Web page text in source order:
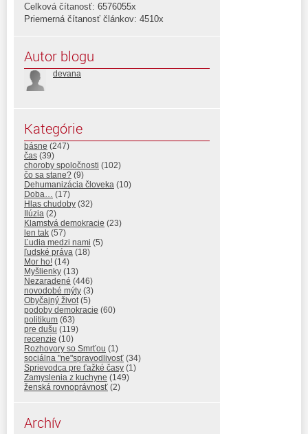
Celková čítanosť: 6576055x
Priemerná čítanosť článkov: 4510x
Autor blogu
devana
Kategórie
básne (247)
čas (39)
choroby spoločnosti (102)
čo sa stane? (9)
Dehumanizácia človeka (10)
Doba…
(17)
Hlas chudoby (32)
Ilúzia (2)
Klamstvá demokracie (23)
len tak (57)
Ľudia medzi nami (5)
ľudské práva (18)
Mor ho! (14)
Myšlienky (13)
Nezaradené (446)
novodobé mýty (3)
Obyčajný život (5)
podoby demokracie (60)
politikum (63)
pre dušu (119)
recenzie (10)
Rozhovory so Smrťou (1)
sociálna "ne"spravodlivosť (34)
Sprievodca pre ťažké časy (1)
Zamyslenia z kuchyne (149)
ženská rovnoprávnosť (2)
Archív